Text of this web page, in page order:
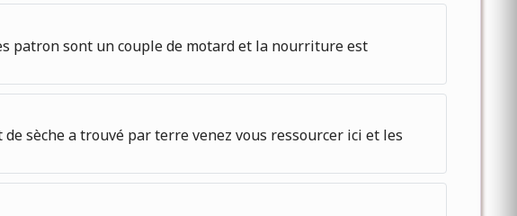
patron sont un couple de motard et la nourriture est
sèche a trouvé par terre venez vous ressourcer ici et les